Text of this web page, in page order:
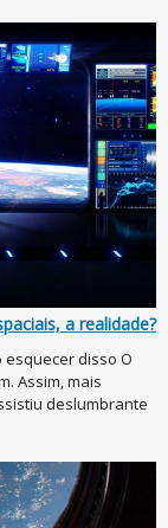
a realidade?
disso O
Assim, mais
deslumbrante